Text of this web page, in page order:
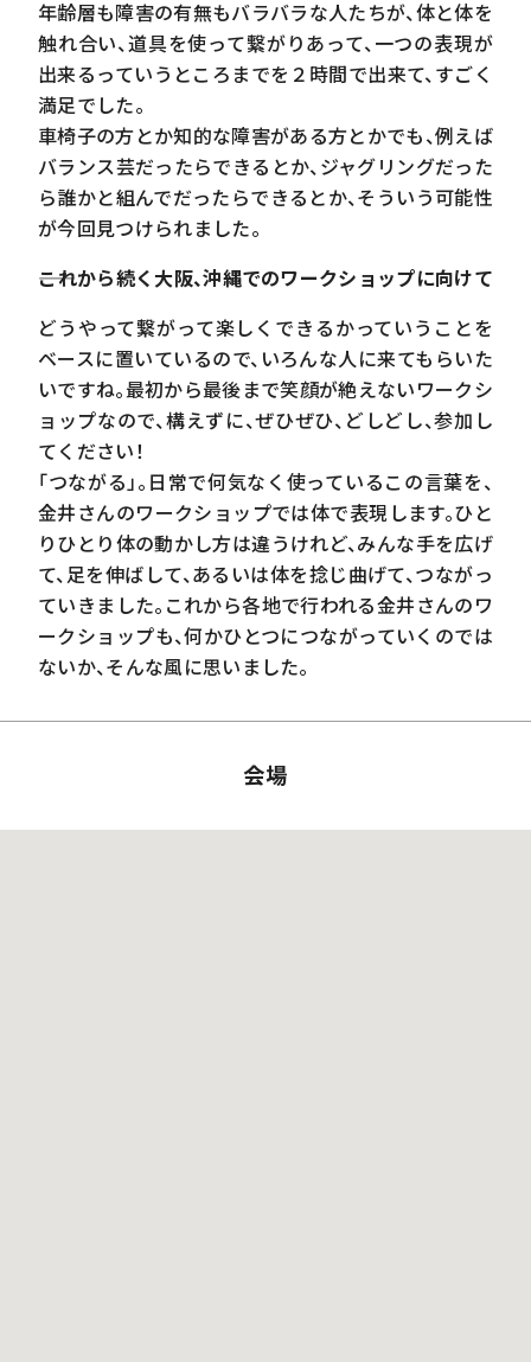
年齢層も障害の有無もバラバラな人たちが、体と体を
触れ合い、道具を使って繋がりあって、一つの表現が
出来るっていうところまでを２時間で出来て、すごく
満足でした。
車椅子の方とか知的な障害がある方とかでも、例えば
バランス芸だったらできるとか、ジャグリングだった
ら誰かと組んでだったらできるとか、そういう可能性
が今回見つけられました。
――これから続く大阪、沖縄でのワークショップに向けて
どうやって繋がって楽しくできるかっていうことを
ベースに置いているので、いろんな人に来てもらいた
いですね。最初から最後まで笑顔が絶えないワークシ
ョップなので、構えずに、ぜひぜひ、どしどし、参加し
てください！
「つながる」。日常で何気なく使っているこの言葉を、
金井さんのワークショップでは体で表現します。ひと
りひとり体の動かし方は違うけれど、みんな手を広げ
て、足を伸ばして、あるいは体を捻じ曲げて、つながっ
ていきました。これから各地で行われる金井さんのワ
ークショップも、何かひとつにつながっていくのでは
ないか、そんな風に思いました。
会場